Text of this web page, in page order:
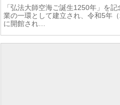
「弘法大師空海ご誕生1250年」を
業の一環として建立され、令和5年
に開館され…